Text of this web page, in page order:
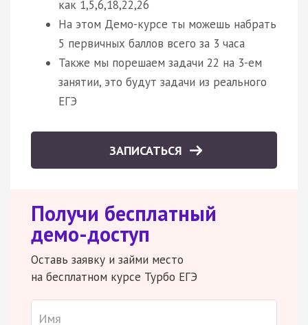
как 1,5,6,18,22,26
На этом Демо-курсе ты можешь набрать
5 первичных баллов всего за 3 часа
Также мы порешаем задачи 22 на 3-ем
занятии, это будут задачи из реального
ЕГЭ
ЗАПИСАТЬСЯ
Получи бесплатный
демо-доступ
Оставь заявку и займи место
на бесплатном курсе Турбо ЕГЭ